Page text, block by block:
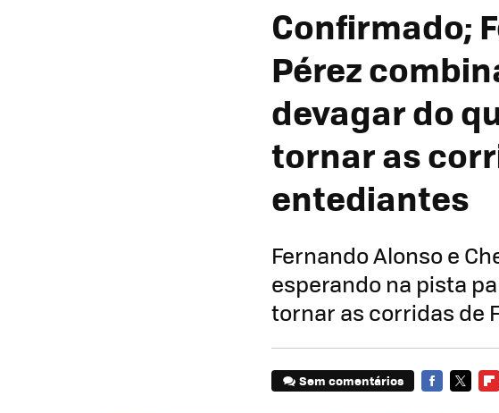
Confirmado;
Pérez
devagar do
tornar as
entediantes
Fernando Alonso e
esperando na pista
tornar as corridas de
Sem comentários